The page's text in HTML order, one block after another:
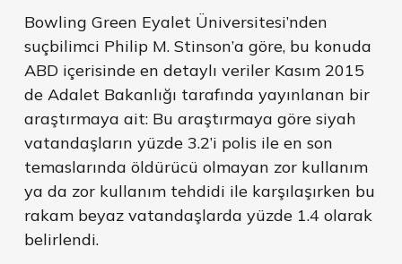
Bowling Green Eyalet Üniversitesi’nden
suçbilimci Philip M. Stinson’a göre, bu konuda
ABD içerisinde en detaylı veriler Kasım 2015
de Adalet Bakanlığı tarafında yayınlanan bir
araştırmaya ait: Bu araştırmaya göre siyah
vatandaşların yüzde 3.2’i polis ile en son
temaslarında öldürücü olmayan zor kullanım
ya da zor kullanım tehdidi ile karşılaşırken bu
rakam beyaz vatandaşlarda yüzde 1.4 olarak
belirlendi.